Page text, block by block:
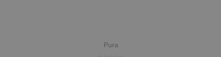
Pura